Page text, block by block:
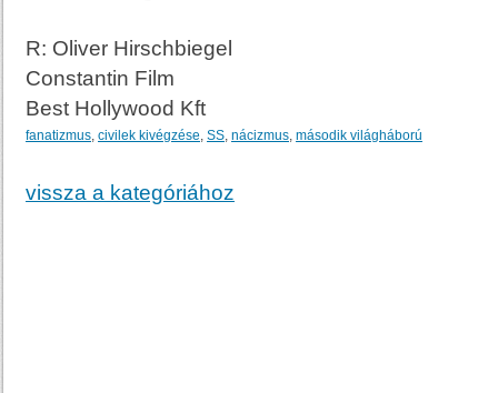
R: Oliver Hirschbiegel
Constantin Film
Best Hollywood Kft
fanatizmus, civilek kivégzése, SS, nácizmus, második világháború
vissza a kategóriához